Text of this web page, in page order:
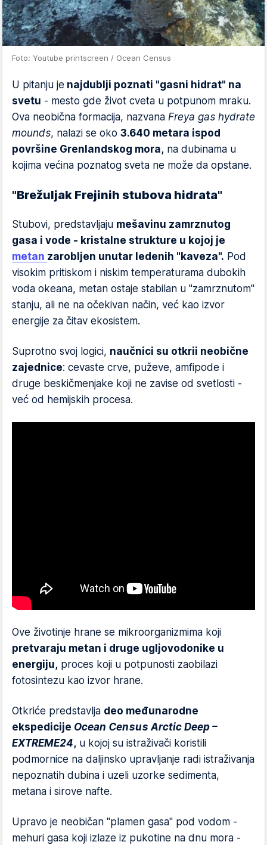
Foto: Youtube printscreen / Ocean Census
U pitanju je najdublji poznati "gasni hidrat" na
svetu - mesto gde život cveta u potpunom mraku.
Ova neobična formacija, nazvana Freya gas hydrate
mounds, nalazi se oko 3.640 metara ispod
površine Grenlandskog mora, na dubinama u
kojima većina poznatog sveta ne može da opstane.
"Brežuljak Frejinih stubova hidrata"
Stubovi, predstavljaju mešavinu zamrznutog
gasa i vode - kristalne strukture u kojoj je
metan zarobljen unutar ledenih "kaveza". Pod
visokim pritiskom i niskim temperaturama dubokih
voda okeana, metan ostaje stabilan u "zamrznutom"
stanju, ali ne na očekivan način, već kao izvor
energije za čitav ekosistem.
Suprotno svoj logici, naučnici su otkrii neobične
zajednice: cevaste crve, puževe, amfipode i
druge beskičmenjake koji ne zavise od svetlosti -
već od hemijskih procesa.
Ove životinje hrane se mikroorganizmima koji
pretvaraju metan i druge ugljovodonike u
energiju, proces koji u potpunosti zaobilazi
fotosintezu kao izvor hrane.
Otkriće predstavlja deo međunarodne
ekspedicije Ocean Census Arctic Deep –
EXTREME24, u kojoj su istraživači koristili
podmornice na daljinsko upravljanje radi istraživanja
nepoznatih dubina i uzeli uzorke sedimenta,
metana i sirove nafte.
Upravo je neobičan "plamen gasa" pod vodom -
mehuri gasa koji izlaze iz pukotine na dnu mora -